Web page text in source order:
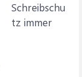
Schreibschu
tz immer